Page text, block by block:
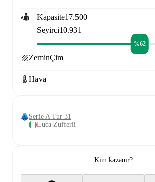
Kapasite17.500
Seyirci10.931
%62
ZeminÇim
Hava
Serie A Tur 31
Luca Zufferli
Kim kazanır?